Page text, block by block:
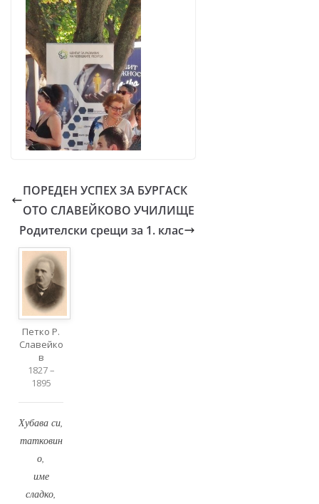
ПОРЕДЕН УСПЕХ ЗА БУРГАСК
ОТО СЛАВЕЙКОВО УЧИЛИЩЕ
Родителски срещи за 1. клас
Петко Р.
Славейко
в
1827 –
1895
Хубава си,
татковин
о,
име
сладко,